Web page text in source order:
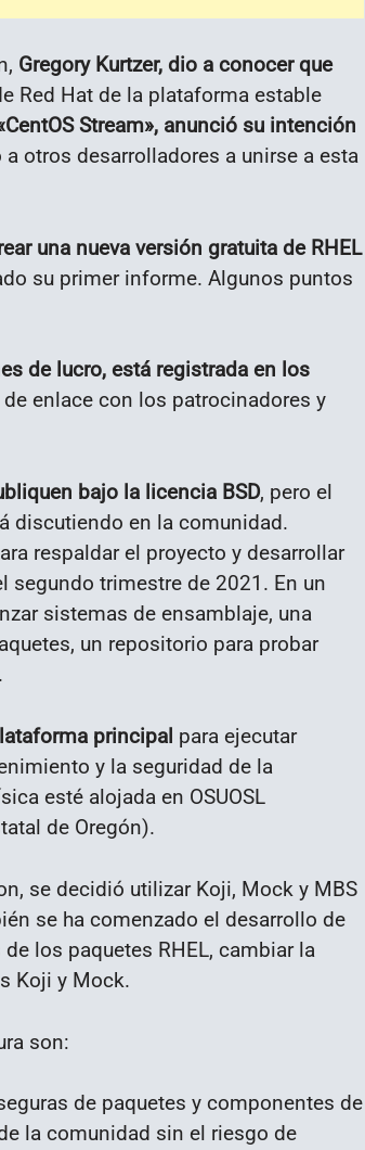
Gregory Kurtzer, dio a conocer que
Red Hat de la plataforma estable
Stream», anunció su intención
otros desarrolladores a unirse a esta
una nueva versión gratuita de RHEL
su primer informe. Algunos puntos
de lucro, está registrada en los
de enlace con los patrocinadores y
bajo la licencia BSD, pero el
discutiendo en la comunidad.
respaldar el proyecto y desarrollar
segundo trimestre de 2021. En un
sistemas de ensamblaje, una
un repositorio para probar
principal para ejecutar
y la seguridad de la
esté alojada en OSUOSL
de Oregón).
se decidió utilizar Koji, Mock y MBS
se ha comenzado el desarrollo de
los paquetes RHEL, cambiar la
Koji y Mock.
son:
de paquetes y componentes de
la comunidad sin el riesgo de